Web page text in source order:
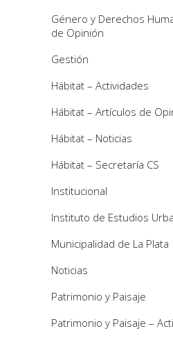
Género y Derechos
de Opinión
Gestión
Hábitat – Actividades
Hábitat – Artículos de
Hábitat – Noticias
Hábitat – Secretaría CS
Institucional
Instituto de Estudios
Municipalidad de La Plata
Noticias
Patrimonio y Paisaje
Patrimonio y Paisaje –